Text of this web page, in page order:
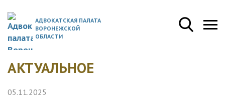
АДВОКАТСКАЯ ПАЛАТА
ВОРОНЕЖСКОЙ
ОБЛАСТИ
АКТУАЛЬНОЕ
05.11.2025